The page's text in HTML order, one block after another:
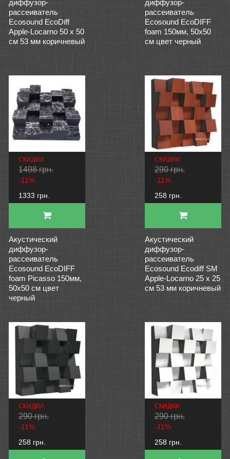
диффузор-
рассеиватель
Ecosound EcoDiff
Apple-Locarno 50 х 50
см 53 мм коричневый
диффузор-
рассеиватель
Ecosound EcoDIFF
foam 150мм, 50х50
см цвет черный
СКИДКИ:
1498 грн.
-11%
1333 грн.
Акустический
диффузор-
рассеиватель
Ecosound EcoDIFF
foam Picasso 150мм,
50х50 см цвет
черный
СКИДКИ:
290 грн.
-11%
258 грн.
Акустический
диффузор-
рассеиватель
Ecosound Ecodiff SM
Apple-Locarno 25 х 25
см 53 мм коричневый
СКИДКИ:
290 грн.
-11%
258 грн.
СКИДКИ:
290 грн.
-11%
258 грн.